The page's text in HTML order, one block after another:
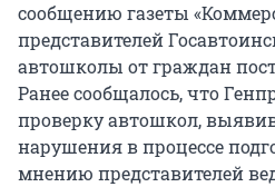
сообщению газеты
представителей
автошколы от граждан
Ранее сообщалось, что
проверку автошкол,
нарушения в процессе
мнению представителей